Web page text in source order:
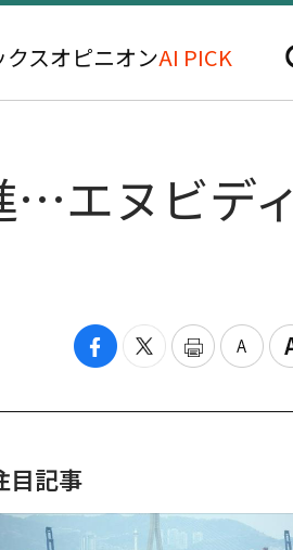
クスオピニオンAI PICK
…エヌビディ
目記事